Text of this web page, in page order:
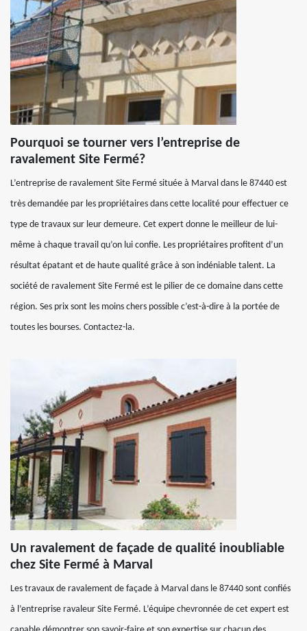
Pourquoi se tourner vers l’entreprise de
ravalement Site Fermé?
L’entreprise de ravalement Site Fermé située à Marval dans le 87440 est
très demandée par les propriétaires dans cette localité pour effectuer ce
type de travaux sur leur demeure. Cet expert donne le meilleur de lui-
même à chaque travail qu’on lui confie. Les propriétaires profitent d’un
résultat épatant et de haute qualité grâce à son indéniable talent. La
société de ravalement Site Fermé est le pilier de ce domaine dans cette
région. Ses prix sont les moins chers possible c’est-à-dire à la portée de
toutes les bourses. Contactez-la.
Un ravalement de façade de qualité inoubliable
chez Site Fermé à Marval
Les travaux de ravalement de façade à Marval dans le 87440 sont confiés
à l’entreprise ravaleur Site Fermé. L’équipe chevronnée de cet expert est